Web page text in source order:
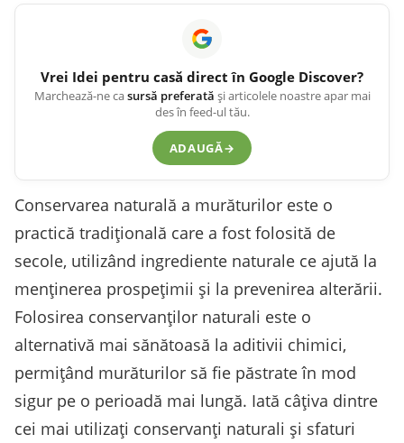
Vrei Idei pentru casă direct în Google Discover?
Marchează-ne casursă preferată și articolele noastre apar mai
des în feed-ul tău.
ADAUGĂ→
Conservarea naturală a murăturilor este o
practică tradițională care a fost folosită de
secole, utilizând ingrediente naturale ce ajută la
menținerea prospețimii și la prevenirea alterării.
Folosirea conservanților naturali este o
alternativă mai sănătoasă la aditivii chimici,
permițând murăturilor să fie păstrate în mod
sigur pe o perioadă mai lungă. Iată câțiva dintre
cei mai utilizați conservanți naturali și sfaturi